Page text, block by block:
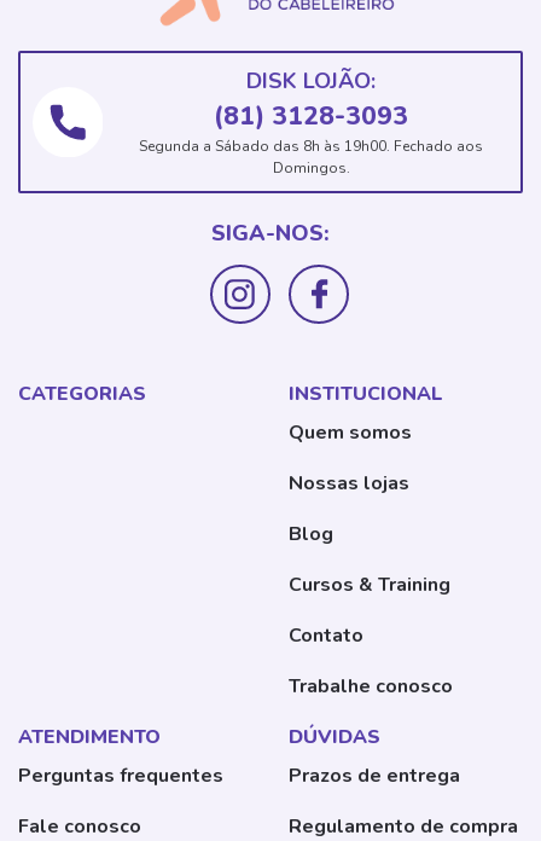
DISK LOJÃO:
(81) 3128-3093
Segunda a Sábado das 8h às 19h00. Fechado aos
Domingos.
SIGA-NOS:
CATEGORIAS
INSTITUCIONAL
Quem somos
Nossas lojas
Blog
Cursos & Training
Contato
Trabalhe conosco
ATENDIMENTO
Perguntas frequentes
Fale conosco
DÚVIDAS
Prazos de entrega
Regulamento de compra